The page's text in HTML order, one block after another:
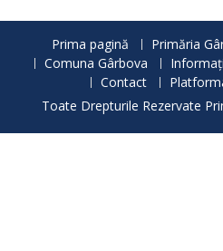
Prima pagină Primăria
Comuna Gârbova
Contact
Toate Drepturile Rezervate